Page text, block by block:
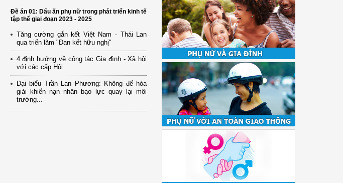
Đề án 01: Dấu ấn phụ nữ trong phát triển kinh tế
tập thể giai đoạn 2023 - 2025
Tăng cường gắn kết Việt Nam - Thái Lan
qua triển lãm "Đan kết hữu nghị"
4 định hướng về công tác Gia đình - Xã hội
với các cấp Hội
Đại biểu Trần Lan Phương: Không để hòa
giải khiến nạn nhân bạo lực quay lại môi
trường...